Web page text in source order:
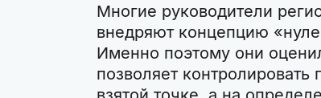
Многие руководители
внедряют концепцию
Именно поэтому они
позволяет